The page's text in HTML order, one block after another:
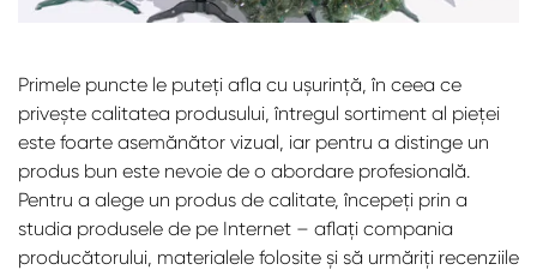
Primele puncte le puteți afla cu ușurință, în ceea ce
privește calitatea produsului, întregul sortiment al pieței
este foarte asemănător vizual, iar pentru a distinge un
produs bun este nevoie de o abordare profesională.
Pentru a alege un produs de calitate, începeți prin a
studia produsele de pe Internet – aflați compania
producătorului, materialele folosite și să urmăriți recenziile